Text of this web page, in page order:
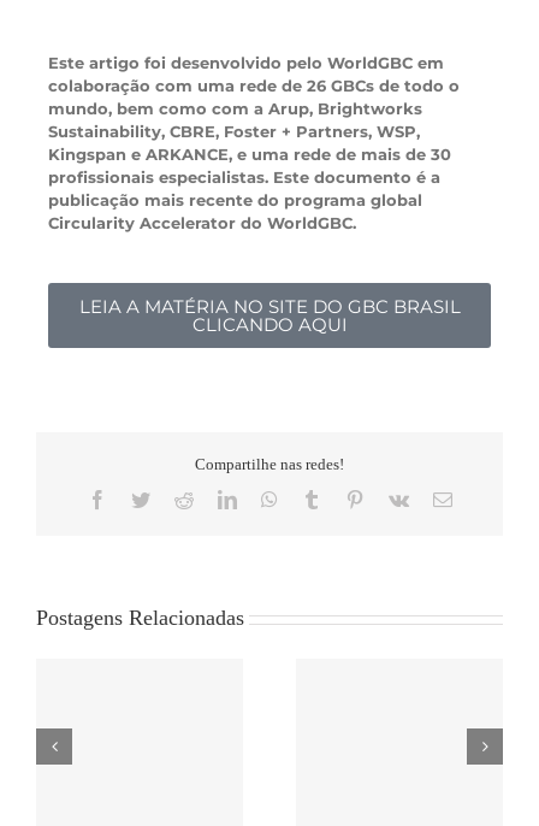
Este artigo foi desenvolvido pelo WorldGBC em
colaboração com uma rede de 26 GBCs de todo o
mundo, bem como com a Arup, Brightworks
Sustainability, CBRE, Foster + Partners, WSP,
Kingspan e ARKANCE, e uma rede de mais de 30
profissionais especialistas. Este documento é a
publicação mais recente do programa global
Circularity Accelerator do WorldGBC.
LEIA A MATÉRIA NO SITE DO GBC BRASIL
CLICANDO AQUI
Compartilhe nas redes!
Postagens Relacionadas